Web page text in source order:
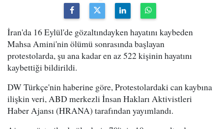
İran'da 16 Eylül'de gözaltındayken hayatını kaybeden
Mahsa Amini'nin ölümü sonrasında başlayan
protestolarda, şu ana kadar en az 522 kişinin hayatını
kaybettiği bildirildi.
DW Türkçe'nin haberine göre, Protestolardaki can kaybına
ilişkin veri, ABD merkezli İnsan Hakları Aktivistleri
Haber Ajansı (HRANA) tarafından yayımlandı.